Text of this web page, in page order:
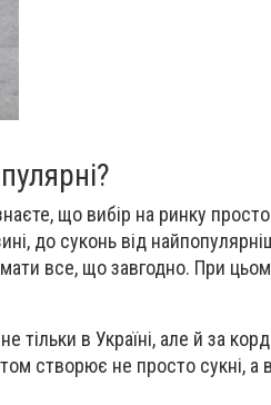
що вибір на ринку
до суконь від
все, що завгодно. При
тільки в Україні, але й за
створює не просто сукні, а